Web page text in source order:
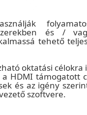
és /
tehető
oktatási
HDMI támogatott
és az igény
szoftvere.